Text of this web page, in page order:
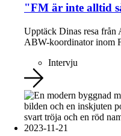
"FM är inte alltid
Upptäck Dinas resa från
ABW-koordinator inom
Intervju
2023-11-21